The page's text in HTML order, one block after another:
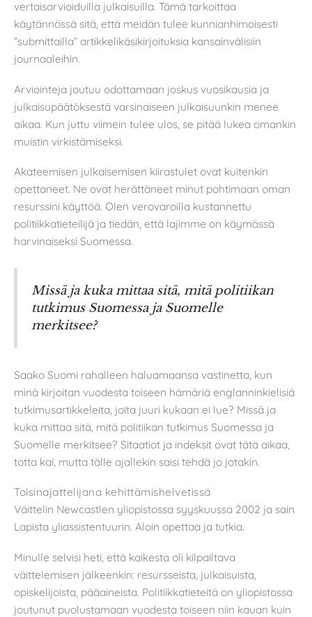
vertaisarvioiduilla julkaisuilla. Tämä tarkoittaa
käytännössä sitä, että meidän tulee kunnianhimoisesti
”submittailla” artikkelikäsikirjoituksia kansainvälisiin
journaaleihin.
Arviointeja joutuu odottamaan joskus vuosikausia ja
julkaisupäätöksestä varsinaiseen julkaisuunkin menee
aikaa. Kun juttu viimein tulee ulos, se pitää lukea omankin
muistin virkistämiseksi.
Akateemisen julkaisemisen kiirastulet ovat kuitenkin
opettaneet. Ne ovat herättäneet minut pohtimaan oman
resurssini käyttöä. Olen verovaroilla kustannettu
politiikkatieteilijä ja tiedän, että lajimme on käymässä
harvinaiseksi Suomessa.
Missä ja kuka mittaa sitä, mitä politiikan
tutkimus Suomessa ja Suomelle
merkitsee?
Saako Suomi rahalleen haluamaansa vastinetta, kun
minä kirjoitan vuodesta toiseen hämäriä englanninkielisiä
tutkimusartikkeleita, joita juuri kukaan ei lue? Missä ja
kuka mittaa sitä, mitä politiikan tutkimus Suomessa ja
Suomelle merkitsee? Sitaatiot ja indeksit ovat tätä aikaa,
totta kai, mutta tälle ajallekin saisi tehdä jo jotakin.
Toisinajattelijana kehittämishelvetissä
Väittelin Newcastlen yliopistossa syyskuussa 2002 ja sain
Lapista yliassistentuurin. Aloin opettaa ja tutkia.
Minulle selvisi heti, että kaikesta oli kilpailtava
väittelemisen jälkeenkin: resursseista, julkaisuista,
opiskelijoista, pääaineista. Politiikkatieteitä on yliopistossa
joutunut puolustamaan vuodesta toiseen niin kauan kuin